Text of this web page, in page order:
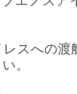
スへの渡
。